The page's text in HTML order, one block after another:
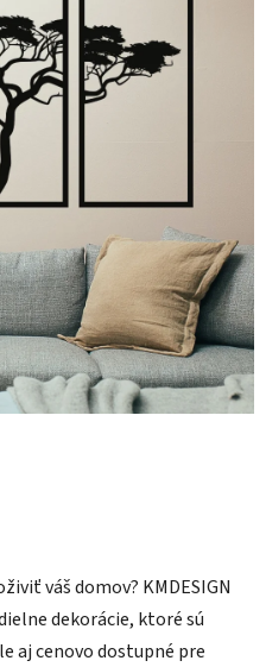
váš domov? KMDESIGN
dekorácie, ktoré sú
aj cenovo dostupné pre